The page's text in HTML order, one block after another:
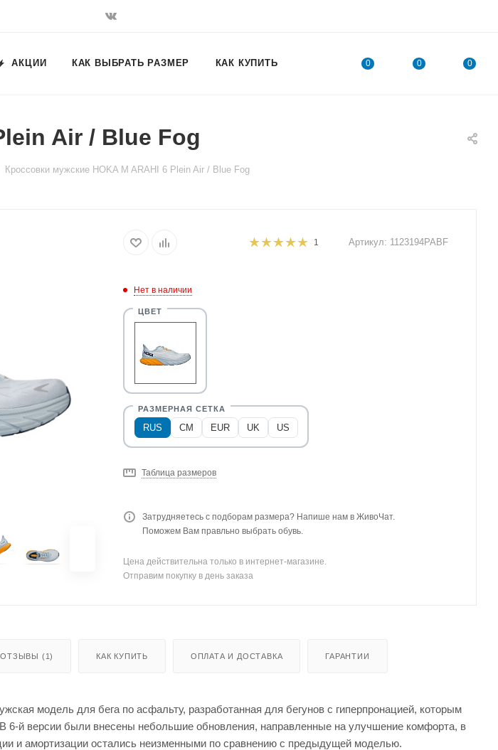
0 0 0
АКЦИИ КАК ВЫБРАТЬ РАЗМЕР КАК КУПИТЬ
Air / Blue Fog
Кроссовки мужские HOKA M ARAHI 6 Plein Air / Blue Fog
1 Артикул: 1123194PABF
Нет в наличии
RUS CM EUR UK US
Таблица размеров
Затрудняетесь с подборам размера? Напише нам в ЖивоЧат.
Поможем Вам правльно выбрать обувь.
Цена действительна только в интернет-магазине.
Отправим покупку в день заказа
ОТЗЫВЫ (1) КАК КУПИТЬ ОПЛАТА И ДОСТАВКА ГАРАНТИИ
модель для бега по асфальту, разработанная для бегунов с гиперпронацией, которым
В 6-й версии были внесены небольшие обновления, направленные на улучшение комфорта, в
и амортизации остались неизменными по сравнению с предыдущей моделью.